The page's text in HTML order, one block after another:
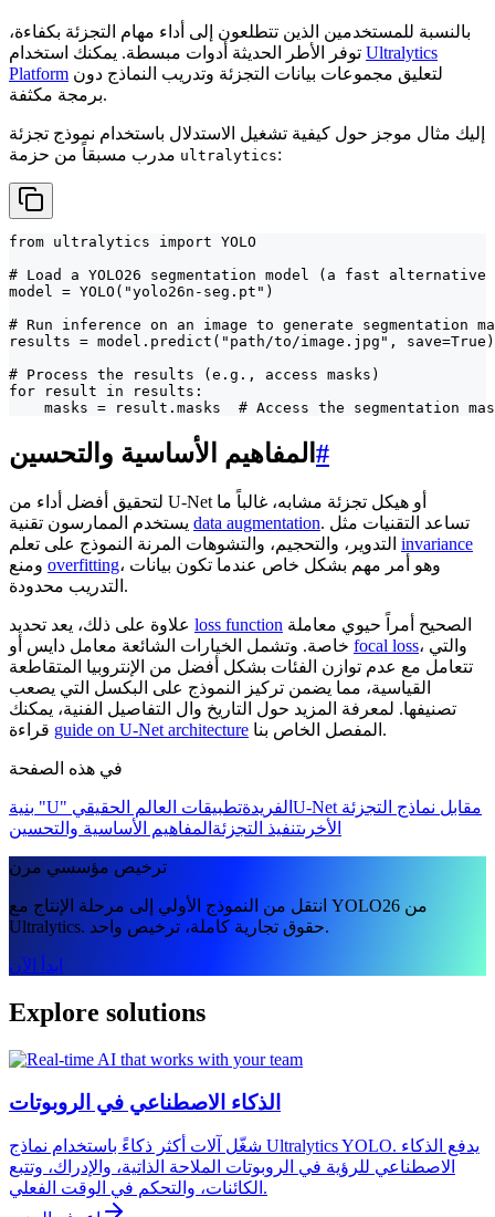
بالنسبة للمستخدمين الذين تتطلعون إلى أداء مهام التجزئة بكفاءة،
Ultralytics
Platform
برمجة مكثفة.
إليك مثال موجز حول كيفية تشغيل الاستدلال باستخدام نموذج تجزئة
ultralytics:
from ultralytics import YOLO
# Load a YOLO26 segmentation model (a fast
model = YOLO("yolo26n-seg.pt")
# Run inference on an image to generate segmentation
results = model.predict("path/to/image.jpg", save=True)
# Process the results (e.g., access masks)
for result in results:
masks = result.masks  # Access the segmentation
المفاهيم الأساسية والتحسين #
لتحقيق أفضل أداء من U-Net أو هيكل تجزئة مشابه، غالباً ما
data augmentation. تساعد التقنيات مثل
invariance
overfitting، وهو أمر مهم بشكل خاص عندما تكون بيانات
التدريب محدودة.
loss function
focal loss، والتي
تتعامل مع عدم توازن الفئات بشكل أفضل من الإنتروبيا المتقاطعة
القياسية، مما يضمن تركيز النموذج على البكسل التي يصعب
تصنيفها. لمعرفة المزيد حول التاريخ وال التفاصيل الفنية، يمكنك
guide on U-Net architecture المفصل الخاص بنا.
في هذه الصفحة
بنية "U" الفريدةتطبيقات العالم الحقيقي
U-Net مقابل نماذج التجزئة
الأخرىتنفيذ التجزئة المفاهيم الأساسية والتحسين
ترخيص مؤسسي مرن
انتقل من النموذج الأولي إلى مرحلة الإنتاج مع YOLO26 من
Ultralytics. حقوق تجارية كاملة، ترخيص واحد.
ابدأ الآن
Explore solutions
الذكاء الاصطناعي في الروبوتات
شغّل آلات أكثر ذكاءً باستخدام نماذج Ultralytics YOLO. يدفع الذكاء
الاصطناعي للرؤية في الروبوتات الملاحة الذاتية، والإدراك، وتتبع
الكائنات، والتحكم في الوقت الفعلي.